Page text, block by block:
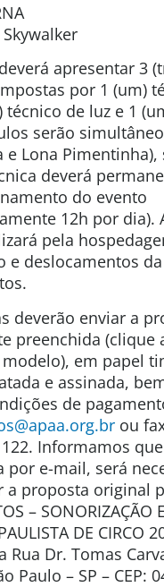
apresentar 3
por 1 (um)
técnico de luz e 1
serão
e Lona
deverá
do evento
12h por dia).
pela
e deslocamentos
deverão enviar a
preenchida (clique
em papel
e assinada,
de
ou
Informamos
por e-mail, será
a proposta original
– SONORIZAÇÃO
DE CIRCO
Rua Dr. Tomas
Paulo – SP – CEP: